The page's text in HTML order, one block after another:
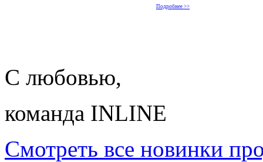
Подробнее >>
С любовью,
команда INLINE
Смотреть все новинки